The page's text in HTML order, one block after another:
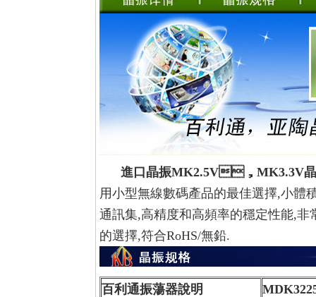
進口晶振MK2.5V，MK3.3V晶
用小型無線數碼產品的最佳選擇,小體
通訊集,高精度和高頻率的穩定性能,
的選擇,符合RoHS/無鉛.
百利通振蕩器說明